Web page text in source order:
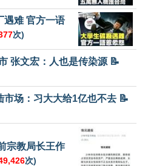
遇难 官方一语
次)
张文宏：人也是传染源 📝
场：习大大给1亿也不去 📝
宗教局长王作
次)